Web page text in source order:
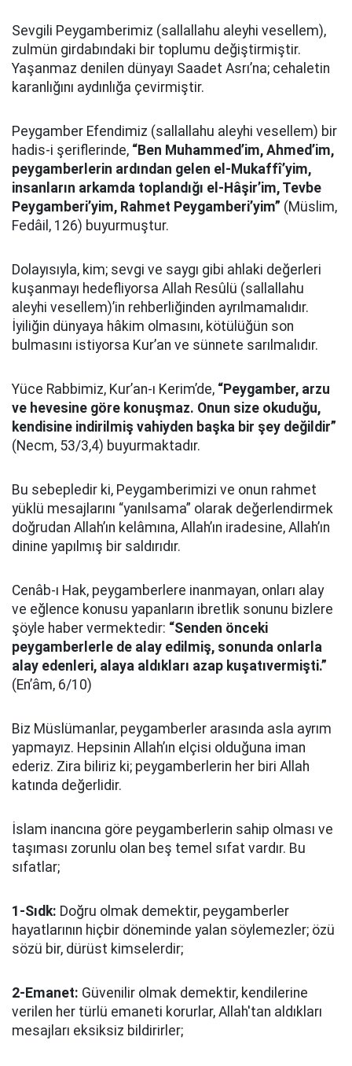
Sevgili Peygamberimiz (sallallahu aleyhi vesellem),
zulmün girdabındaki bir toplumu değiştirmiştir.
Yaşanmaz denilen dünyayı Saadet Asrı’na; cehaletin
karanlığını aydınlığa çevirmiştir.
Peygamber Efendimiz (sallallahu aleyhi vesellem) bir
hadis-i şeriflerinde, “Ben Muhammed’im, Ahmed’im,
peygamberlerin ardından gelen el-Mukaffî’yim,
insanların arkamda toplandığı el-Hâşir’im, Tevbe
Peygamberi’yim, Rahmet Peygamberi’yim” (Müslim,
Fedâil, 126) buyurmuştur.
Dolayısıyla, kim; sevgi ve saygı gibi ahlaki değerleri
kuşanmayı hedefliyorsa Allah Resûlü (sallallahu
aleyhi vesellem)’in rehberliğinden ayrılmamalıdır.
İyiliğin dünyaya hâkim olmasını, kötülüğün son
bulmasını istiyorsa Kur’an ve sünnete sarılmalıdır.
Yüce Rabbimiz, Kur’an-ı Kerim’de, “Peygamber, arzu
ve hevesine göre konuşmaz. Onun size okuduğu,
kendisine indirilmiş vahiyden başka bir şey değildir”
(Necm, 53/3,4) buyurmaktadır.
Bu sebepledir ki, Peygamberimizi ve onun rahmet
yüklü mesajlarını “yanılsama” olarak değerlendirmek
doğrudan Allah’ın kelâmına, Allah’ın iradesine, Allah’ın
dinine yapılmış bir saldırıdır.
Cenâb-ı Hak, peygamberlere inanmayan, onları alay
ve eğlence konusu yapanların ibretlik sonunu bizlere
şöyle haber vermektedir: “Senden önceki
peygamberlerle de alay edilmiş, sonunda onlarla
alay edenleri, alaya aldıkları azap kuşatıvermişti.”
(En’âm, 6/10)
Biz Müslümanlar, peygamberler arasında asla ayrım
yapmayız. Hepsinin Allah’ın elçisi olduğuna iman
ederiz. Zira biliriz ki; peygamberlerin her biri Allah
katında değerlidir.
İslam inancına göre peygamberlerin sahip olması ve
taşıması zorunlu olan beş temel sıfat vardır. Bu
sıfatlar;
1-Sıdk: Doğru olmak demektir, peygamberler
hayatlarının hiçbir döneminde yalan söylemezler; özü
sözü bir, dürüst kimselerdir;
2-Emanet: Güvenilir olmak demektir, kendilerine
verilen her türlü emaneti korurlar, Allah'tan aldıkları
mesajları eksiksiz bildirirler;